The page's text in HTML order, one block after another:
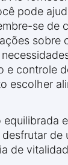
pode
se de
sobre
e controle
escolher
equilibrada
de
de